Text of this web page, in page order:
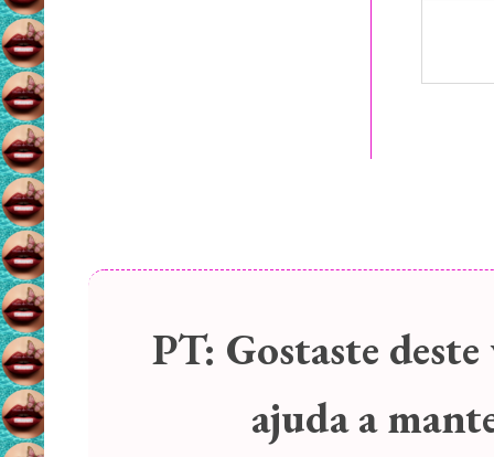
PT: Gostaste
ajuda a